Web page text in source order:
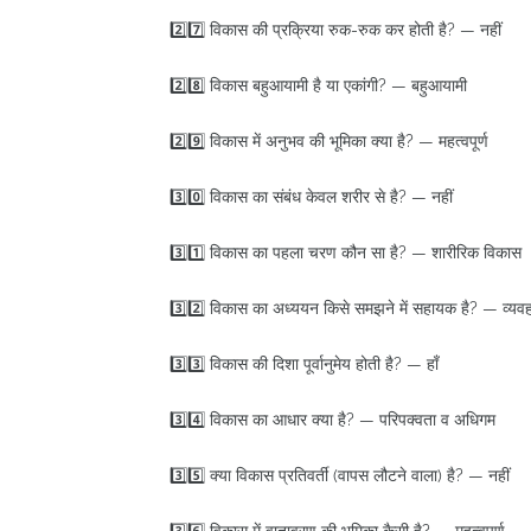
2️⃣7️⃣ विकास की प्रक्रिया रुक-रुक कर होती है? — नहीं
2️⃣8️⃣ विकास बहुआयामी है या एकांगी? — बहुआयामी
2️⃣9️⃣ विकास में अनुभव की भूमिका क्या है? — महत्वपूर्ण
3️⃣0️⃣ विकास का संबंध केवल शरीर से है? — नहीं
3️⃣1️⃣ विकास का पहला चरण कौन सा है? — शारीरिक विकास
3️⃣2️⃣ विकास का अध्ययन किसे समझने में सहायक है? —
3️⃣3️⃣ विकास की दिशा पूर्वानुमेय होती है? — हाँ
3️⃣4️⃣ विकास का आधार क्या है? — परिपक्वता व अधिगम
3️⃣5️⃣ क्या विकास प्रतिवर्ती (वापस लौटने वाला) है? — नहीं